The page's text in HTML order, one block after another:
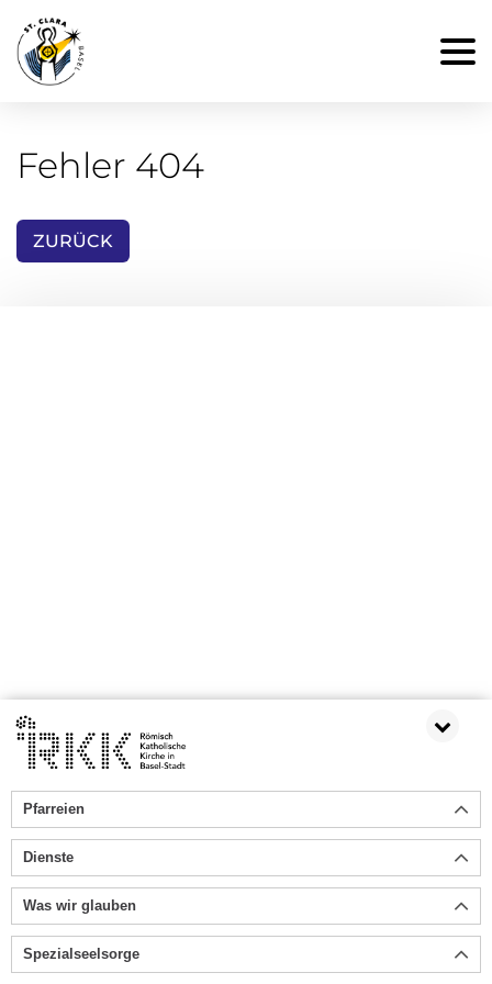
Fehler 404
ZURÜCK
Pfarreien
Dienste
Was wir glauben
Spezialseelsorge